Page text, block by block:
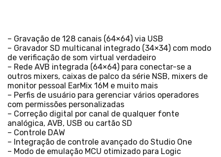
– Gravação de 128 canais (64×64) via USB
– Gravador SD multicanal integrado (34×34) com modo
de verificação de som virtual verdadeiro
– Rede AVB integrada (64×64) para conectar-se a
outros mixers, caixas de palco da série NSB, mixers de
monitor pessoal EarMix 16M e muito mais
– Perfis de usuário para gerenciar vários operadores
com permissões personalizadas
– Correção digital por canal de qualquer fonte
analógica, AVB, USB ou cartão SD
– Controle DAW
– Integração de controle avançado do Studio One
– Modo de emulação MCU otimizado para Logic